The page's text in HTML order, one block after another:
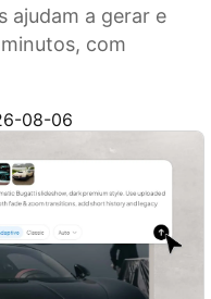
ajudam a gerar e
com
08-06